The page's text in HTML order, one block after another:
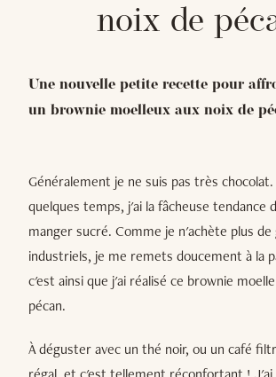
noix de
Une nouvelle petite recette pour
un brownie moelleux aux noix de
Généralement je ne suis pas très chocolat.
quelques temps, j'ai la fâcheuse tendance
manger sucré. Comme je n'achète plus de
industriels, je me remets doucement à la
c'est ainsi que j'ai réalisé ce brownie
pécan.
À déguster avec un thé noir, ou un café